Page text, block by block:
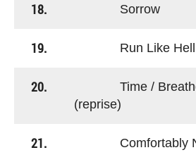
18. Sorrow
19. Run Like Hell
20.
Time / Breathe
(reprise)
21. Comfortably